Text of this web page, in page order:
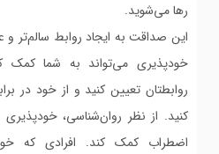
رها می‌شوید.
این صداقت به ایجاد روابط سالم‌تر
خودپذیری می‌تواند به شما
روابطتان تعیین کنید و از خود در
کنید. از نظر روان‌شناسی،
اضطراب کمک کند. افرادی که